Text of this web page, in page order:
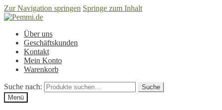
Zur Navigation springen Springe zum Inhalt
Über uns
Geschäftskunden
Kontakt
Mein Konto
Warenkorb
Suche nach:
Suche
Menü